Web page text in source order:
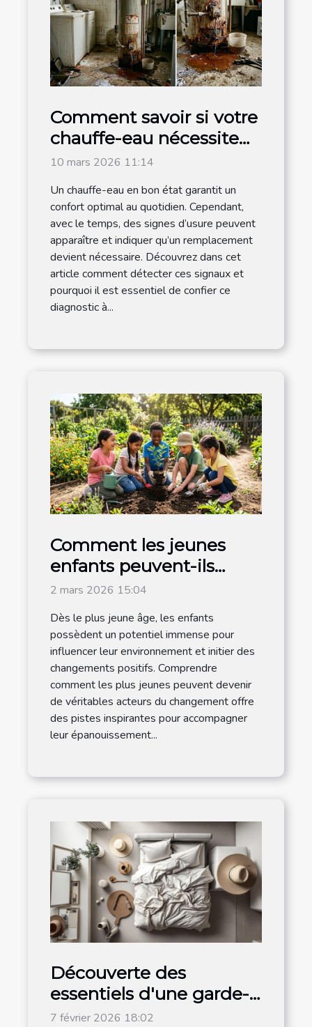
Comment savoir si votre
chauffe-eau nécessite
un remplacement ?
10 mars 2026 11:14
Un chauffe-eau en bon état garantit un
confort optimal au quotidien. Cependant,
avec le temps, des signes d’usure peuvent
apparaître et indiquer qu’un remplacement
devient nécessaire. Découvrez dans cet
article comment détecter ces signaux et
pourquoi il est essentiel de confier ce
diagnostic à...
Comment les jeunes
enfants peuvent-ils
devenir acteurs du
changement ?
2 mars 2026 15:04
Dès le plus jeune âge, les enfants
possèdent un potentiel immense pour
influencer leur environnement et initier des
changements positifs. Comprendre
comment les plus jeunes peuvent devenir
de véritables acteurs du changement offre
des pistes inspirantes pour accompagner
leur épanouissement...
Découverte des
essentiels d'une garde-
robe minimaliste
7 février 2026 18:02